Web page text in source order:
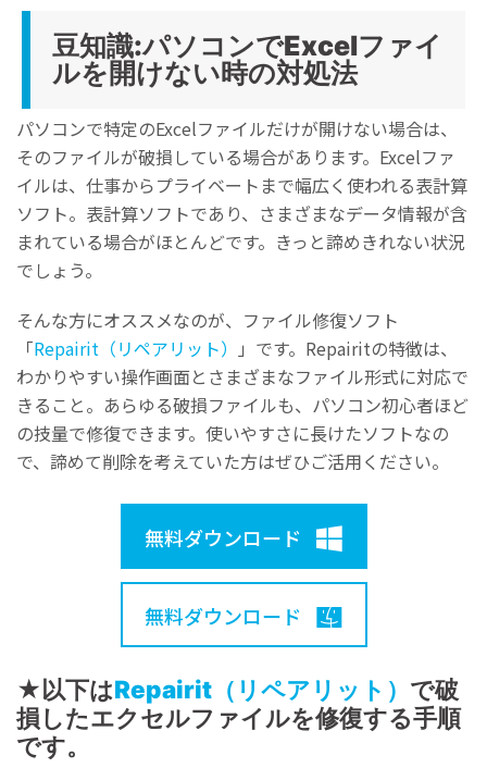
豆知識:パソコンでExcelファイ
ルを開けない時の対処法
パソコンで特定のExcelファイルだけが開けない場合は、
そのファイルが破損している場合があります。Excelファ
イルは、仕事からプライベートまで幅広く使われる表計算
ソフト。表計算ソフトであり、さまざまなデータ情報が含
まれている場合がほとんどです。きっと諦めきれない状況
でしょう。
そんな方にオススメなのが、ファイル修復ソフト
「Repairit（リペアリット）
」です。Repairitの特徴は、
わかりやすい操作画面とさまざまなファイル形式に対応で
きること。あらゆる破損ファイルも、パソコン初心者ほど
の技量で修復できます。使いやすさに長けたソフトなの
で、諦めて削除を考えていた方はぜひご活用ください。
無料ダウンロード
無料ダウンロード
★以下はRepairit（リペアリット） で破
損したエクセルファイルを修復する手順
です。